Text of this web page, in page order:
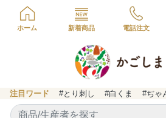
ホーム 新着商品 電話注文
注目ワード #とり刺し #白くま #ぢゃ